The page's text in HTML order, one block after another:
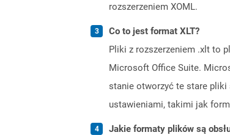
rozszerzeniem XOML.
Co to jest format XLT?
Pliki z rozszerzeniem .xlt to
Microsoft Office Suite.
stanie otworzyć te stare pliki
ustawieniami, takimi jak
Jakie formaty plików są